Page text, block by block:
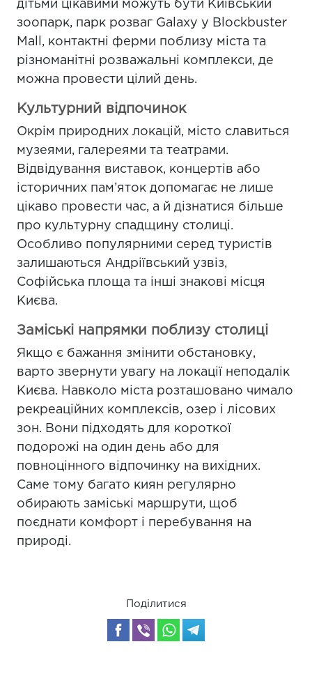
дітьми цікавими можуть бути Київський
зоопарк, парк розваг Galaxy у Blockbuster
Mall, контактні ферми поблизу міста та
різноманітні розважальні комплекси, де
можна провести цілий день.
Культурний відпочинок
Окрім природних локацій, місто славиться
музеями, галереями та театрами.
Відвідування виставок, концертів або
історичних пам’яток допомагає не лише
цікаво провести час, а й дізнатися більше
про культурну спадщину столиці.
Особливо популярними серед туристів
залишаються Андріївський узвіз,
Софійська площа та інші знакові місця
Києва.
Заміські напрямки поблизу столиці
Якщо є бажання змінити обстановку,
варто звернути увагу на локації неподалік
Києва. Навколо міста розташовано чимало
рекреаційних комплексів, озер і лісових
зон. Вони підходять для короткої
подорожі на один день або для
повноцінного відпочинку на вихідних.
Саме тому багато киян регулярно
обирають заміські маршрути, щоб
поєднати комфорт і перебування на
природі.
Поділитися